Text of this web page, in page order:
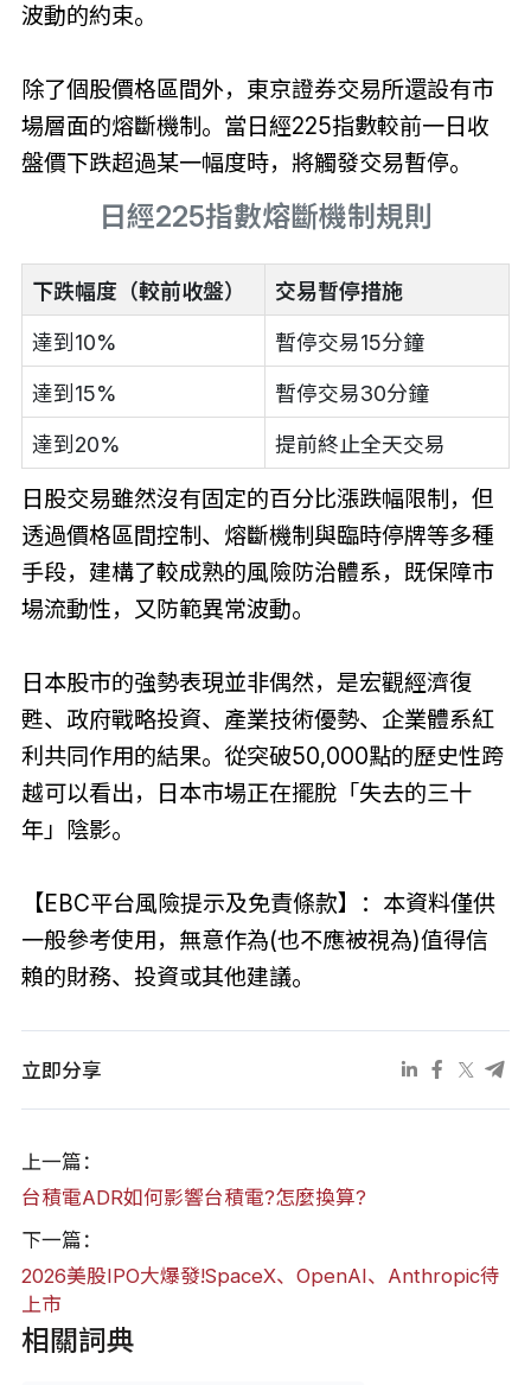
波動的約束。
除了個股價格區間外，東京證券交易所還設有市
場層面的熔斷機制。當日經225指數較前一日收
盤價下跌超過某一幅度時，將觸發交易暫停。
日經225指數熔斷機制規則
下跌幅度（較前收盤） 交易暫停措施
達到10% 暫停交易15分鐘
達到15% 暫停交易30分鐘
達到20% 提前終止全天交易
日股交易雖然沒有固定的百分比漲跌幅限制，但
透過價格區間控制、熔斷機制與臨時停牌等多種
手段，建構了較成熟的風險防治體系，既保障市
場流動性，又防範異常波動。
日本股市的強勢表現並非偶然，是宏觀經濟復
甦、政府戰略投資、產業技術優勢、企業體系紅
利共同作用的結果。從突破50,000點的歷史性跨
越可以看出，日本市場正在擺脫「失去的三十
年」陰影。
【EBC平台風險提示及免責條款】：本資料僅供
一般參考使用，無意作為(也不應被視為)值得信
賴的財務、投資或其他建議。
立即分享
上一篇：
台積電ADR如何影響台積電?怎麼換算?
下一篇：
2026美股IPO大爆發!SpaceX、OpenAI、Anthropic待
上市
相關詞典